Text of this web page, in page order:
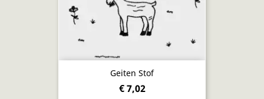
Geiten Stof
€ 7,02